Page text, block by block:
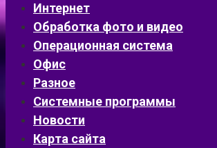
Интернет
Обработка фото и видео
Операционная система
Офис
Разное
Системные программы
Новости
Карта сайта